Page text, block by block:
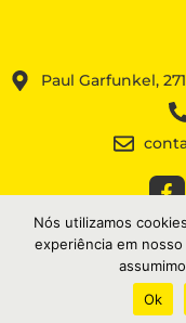
Paul Garfunkel,
AS MARCAS CITADAS SÃO
SOMENTE UTILIZADAS
TODOS OS
Nós utilizamos
experiência em
Ok